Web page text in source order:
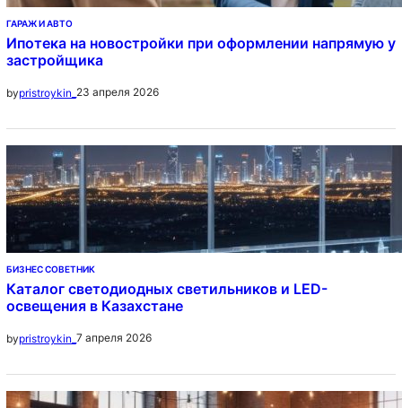
ГАРАЖ И АВТО
Ипотека на новостройки при оформлении напрямую у
застройщика
bypristroykin_ 23 апреля 2026
БИЗНЕС СОВЕТНИК
Каталог светодиодных светильников и LED-
освещения в Казахстане
bypristroykin_ 7 апреля 2026